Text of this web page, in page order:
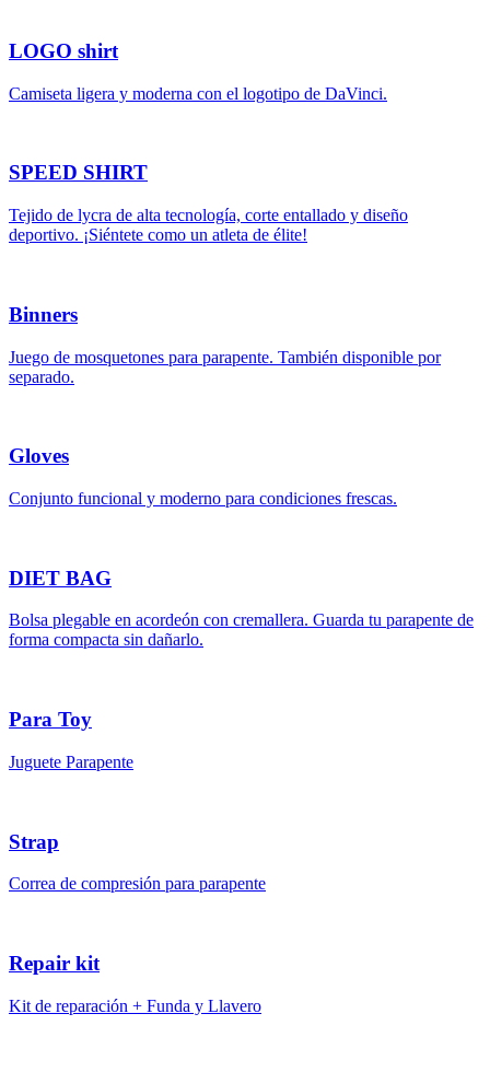
LOGO shirt
Camiseta ligera y moderna con el logotipo de DaVinci.
SPEED SHIRT
Tejido de lycra de alta tecnología, corte entallado y diseño
deportivo. ¡Siéntete como un atleta de élite!
Binners
Juego de mosquetones para parapente. También disponible por
separado.
Gloves
Conjunto funcional y moderno para condiciones frescas.
DIET BAG
Bolsa plegable en acordeón con cremallera. Guarda tu parapente de
forma compacta sin dañarlo.
Para Toy
Juguete Parapente
Strap
Correa de compresión para parapente
Repair kit
Kit de reparación + Funda y Llavero